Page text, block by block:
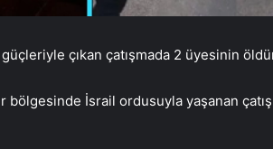
çıkan çatışmada 2 üyesinin
bölgesinde İsrail ordusuyla yaşanan